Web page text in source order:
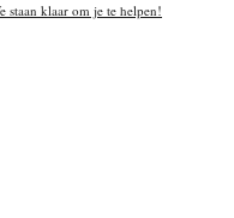
staan klaar om je te helpen!